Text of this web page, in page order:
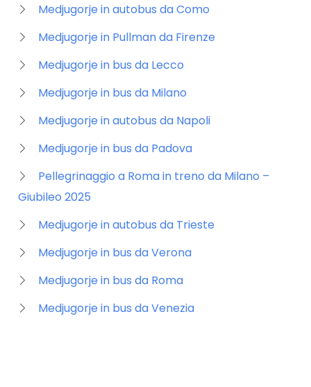
Medjugorje in autobus da Como
Medjugorje in Pullman da Firenze
Medjugorje in bus da Lecco
Medjugorje in bus da Milano
Medjugorje in autobus da Napoli
Medjugorje in bus da Padova
Pellegrinaggio a Roma in treno da Milano –
Giubileo 2025
Medjugorje in autobus da Trieste
Medjugorje in bus da Verona
Medjugorje in bus da Roma
Medjugorje in bus da Venezia